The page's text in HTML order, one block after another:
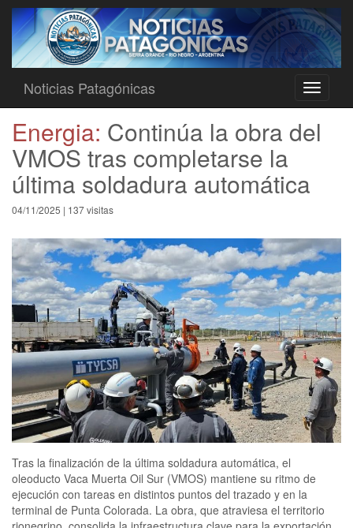
Toggle
Noticias Patagónicas
Energia: Continúa la obra del
VMOS tras completarse la
última soldadura automática
04/11/2025 | 137 visitas
Tras la finalización de la última soldadura automática, el
oleoducto Vaca Muerta Oil Sur (VMOS) mantiene su ritmo de
ejecución con tareas en distintos puntos del trazado y en la
terminal de Punta Colorada. La obra, que atraviesa el territorio